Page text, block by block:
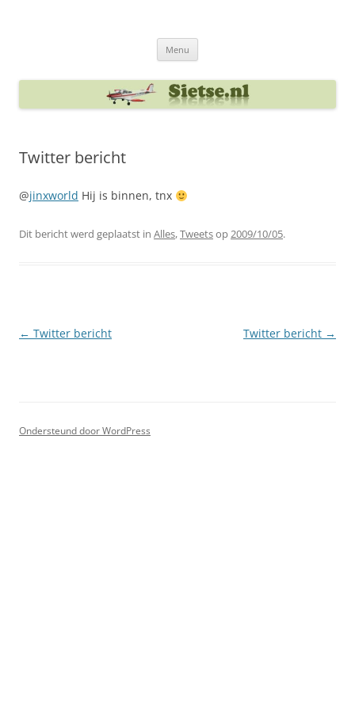
Menu
Twitter bericht
@jinxworld Hij is binnen, tnx
Dit bericht werd geplaatst in Alles,Tweetsop2009/10/05.
Berichtnavigatie
← Twitter bericht Twitter bericht →
Ondersteund door WordPress